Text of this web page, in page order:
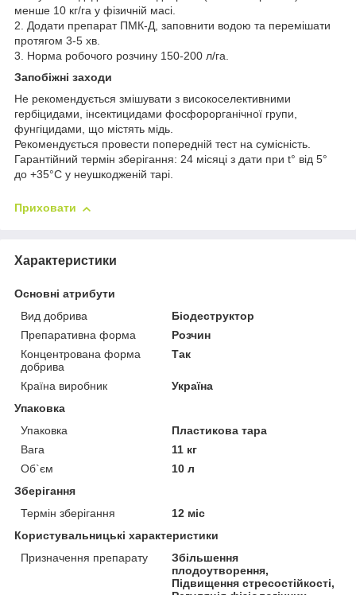
менше 10 кг/га у фізичній масі.
2. Додати препарат ПМК-Д, заповнити водою та перемішати
протягом 3-5 хв.
3. Норма робочого розчину 150-200 л/га.
Запобіжні заходи
Не рекомендується змішувати з високоселективними
гербіцидами, інсектицидами фосфорорганічної групи,
фунгіцидами, що містять мідь.
Рекомендується провести попередній тест на сумісність.
Гарантійний термін зберігання: 24 місяці з дати при t° від 5°
до +35°С у неушкодженій тарі.
Приховати
Характеристики
Основні атрибути
Вид добрива
Біодеструктор
Препаративна форма
Розчин
Концентрована форма
добрива
Так
Країна виробник
Україна
Упаковка
Упаковка
Пластикова тара
Вага
11 кг
Об`єм
10 л
Зберігання
Термін зберігання
12 міс
Користувальницькі характеристики
Призначення препарату
Збільшення
плодоутворення,
Підвищення стресостійкості,